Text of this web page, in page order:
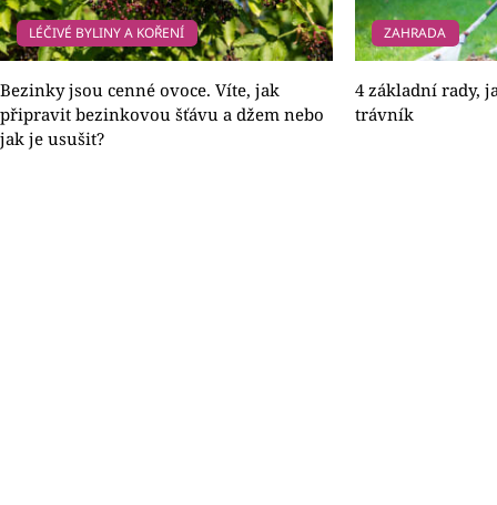
LÉČIVÉ BYLINY A KOŘENÍ
Bezinky jsou cenné ovoce. Víte, jak
připravit bezinkovou šťávu a džem nebo
jak je usušit?
ZAHRADA
4 základní rady,
trávník